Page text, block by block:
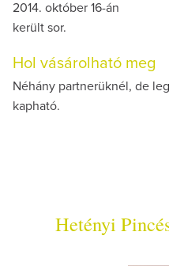
2014. október 16-án
került sor.
Hol vásárolható meg
Néhány partnerüknél, de
kapható.
Hetényi